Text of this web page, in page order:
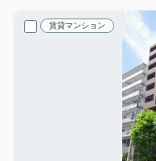
賃貸マンション